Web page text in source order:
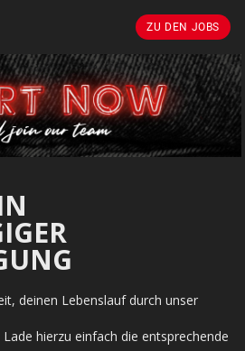
ZU DEN JOBS
deinen Lebenslauf durch unser
hierzu einfach die entsprechende